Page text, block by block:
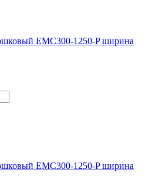
EMC300-1250-P ширина
EMC300-1250-P ширина